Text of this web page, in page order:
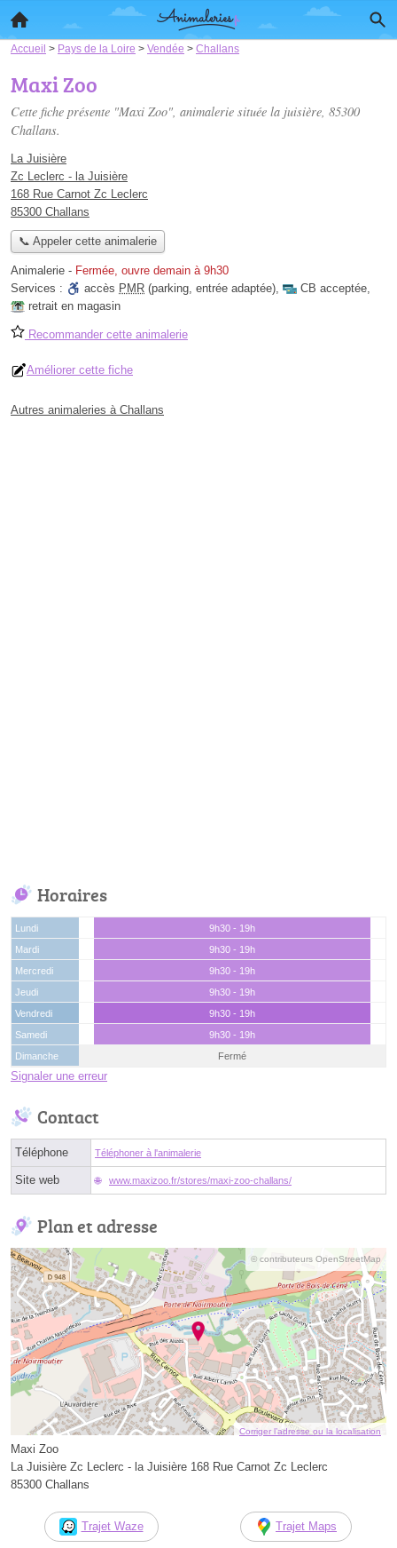
Accueil > Pays de la Loire > Vendée > Challans
Maxi Zoo
Cette fiche présente "Maxi Zoo", animalerie située la juisière, 85300
Challans.
La Juisière
Zc Leclerc - la Juisière
168 Rue Carnot Zc Leclerc
85300 Challans
📞 Appeler cette animalerie
Animalerie - Fermée, ouvre demain à 9h30
Services :
accès PMR (parking, entrée adaptée), CB acceptée,
retrait en magasin
Recommander cette animalerie
Améliorer cette fiche
Autres animaleries à Challans
Horaires
Lundi
9h30 - 19h
Mardi
9h30 - 19h
Mercredi
9h30 - 19h
Jeudi
9h30 - 19h
Vendredi
9h30 - 19h
Samedi
9h30 - 19h
Dimanche
Fermé
Signaler une erreur
Contact
Téléphone Téléphoner à l'animalerie
Site web www.maxizoo.fr/stores/maxi-zoo-challans/
Plan et adresse
© contributeurs OpenStreetMap
Corriger l’adresse ou la localisation
Maxi Zoo
La Juisière Zc Leclerc - la Juisière 168 Rue Carnot Zc Leclerc
85300 Challans
Trajet Waze Trajet Maps